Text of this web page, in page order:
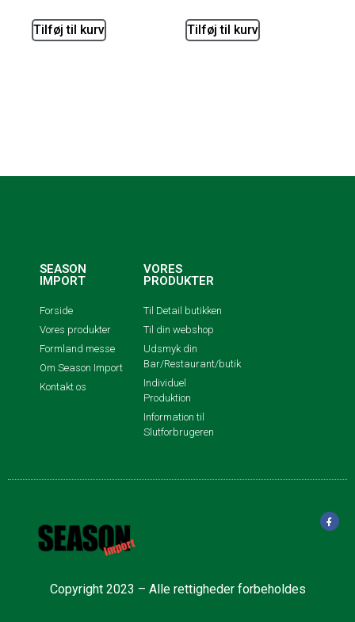
Tilføj til kurv Tilføj til kurv
SEASON
IMPORT
Forside
Vores produkter
Formland messe
Om Season Import
Kontakt os
VORES
PRODUKTER
Til Detail butikken
Til din webshop
Udsmyk din
Bar/Restaurant/butik
Individuel
Produktion
Information til
Slutforbrugeren
Copyright 2023 – Alle rettigheder forbeholdes